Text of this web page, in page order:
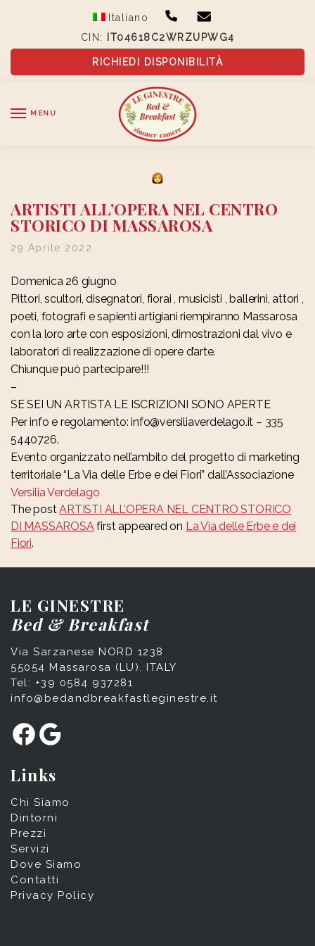
Italiano
CIN:
IT04618C2WRZUPWG4
RICHIEDI DISPONIBILITÀ
MENU
ARTISTI ALL’OPERA NEL CENTRO
STORICO DI MASSAROSA
29 Aprile 2022
Domenica 26 giugno
Pittori, scultori, disegnatori, fiorai , musicisti , ballerini, attori
poeti, fotografi e sapienti artigiani riempiranno Massarosa
con la loro arte con esposizioni, dimostrazioni dal vivo e
laboratori di realizzazione di opere d’arte.
Chiunque può partecipare!!!
–
SE SEI UN ARTISTA LE ISCRIZIONI SONO APERTE
Per info e regolamento: info@versiliaverdelago.it – 335
5440726.
Evento organizzato nell’ambito del progetto di marketing
territoriale “La Via delle Erbe e dei Fiori” dall’Associazione
Versilia Verdelago
The postARTISTI ALL’OPERA NEL CENTRO STORICO
DI MASSAROSA first appeared on La Via delle Erbe e dei
Fiori.
LE GINESTRE
Bed & Breakfast
Via Sarzanese NORD 1238
55054 Massarosa (LU). ITALY
Tel: +39 0584 937281
info@bedandbreakfastleginestre.it
Facebook Google
Links
Chi Siamo
Dintorni
Prezzi
Servizi
Dove Siamo
Contatti
Privacy Policy